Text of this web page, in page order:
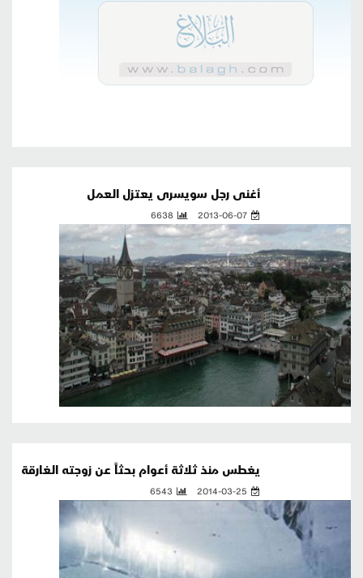
أغنى رجل سويسرى يعتزل العمل
2013-06-07
6638
يغطس منذ ثلاثة أعوام بحثاً عن زوجته الغارقة
2014-03-25
6543